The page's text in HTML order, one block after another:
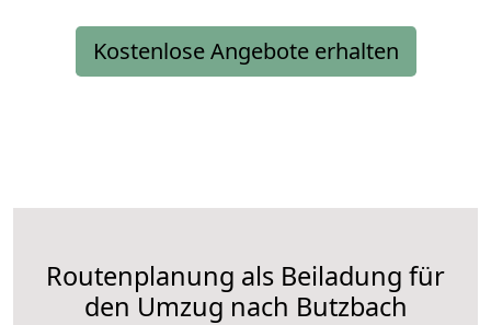
Kostenlose Angebote erhalten
Routenplanung als Beiladung für
den Umzug nach Butzbach